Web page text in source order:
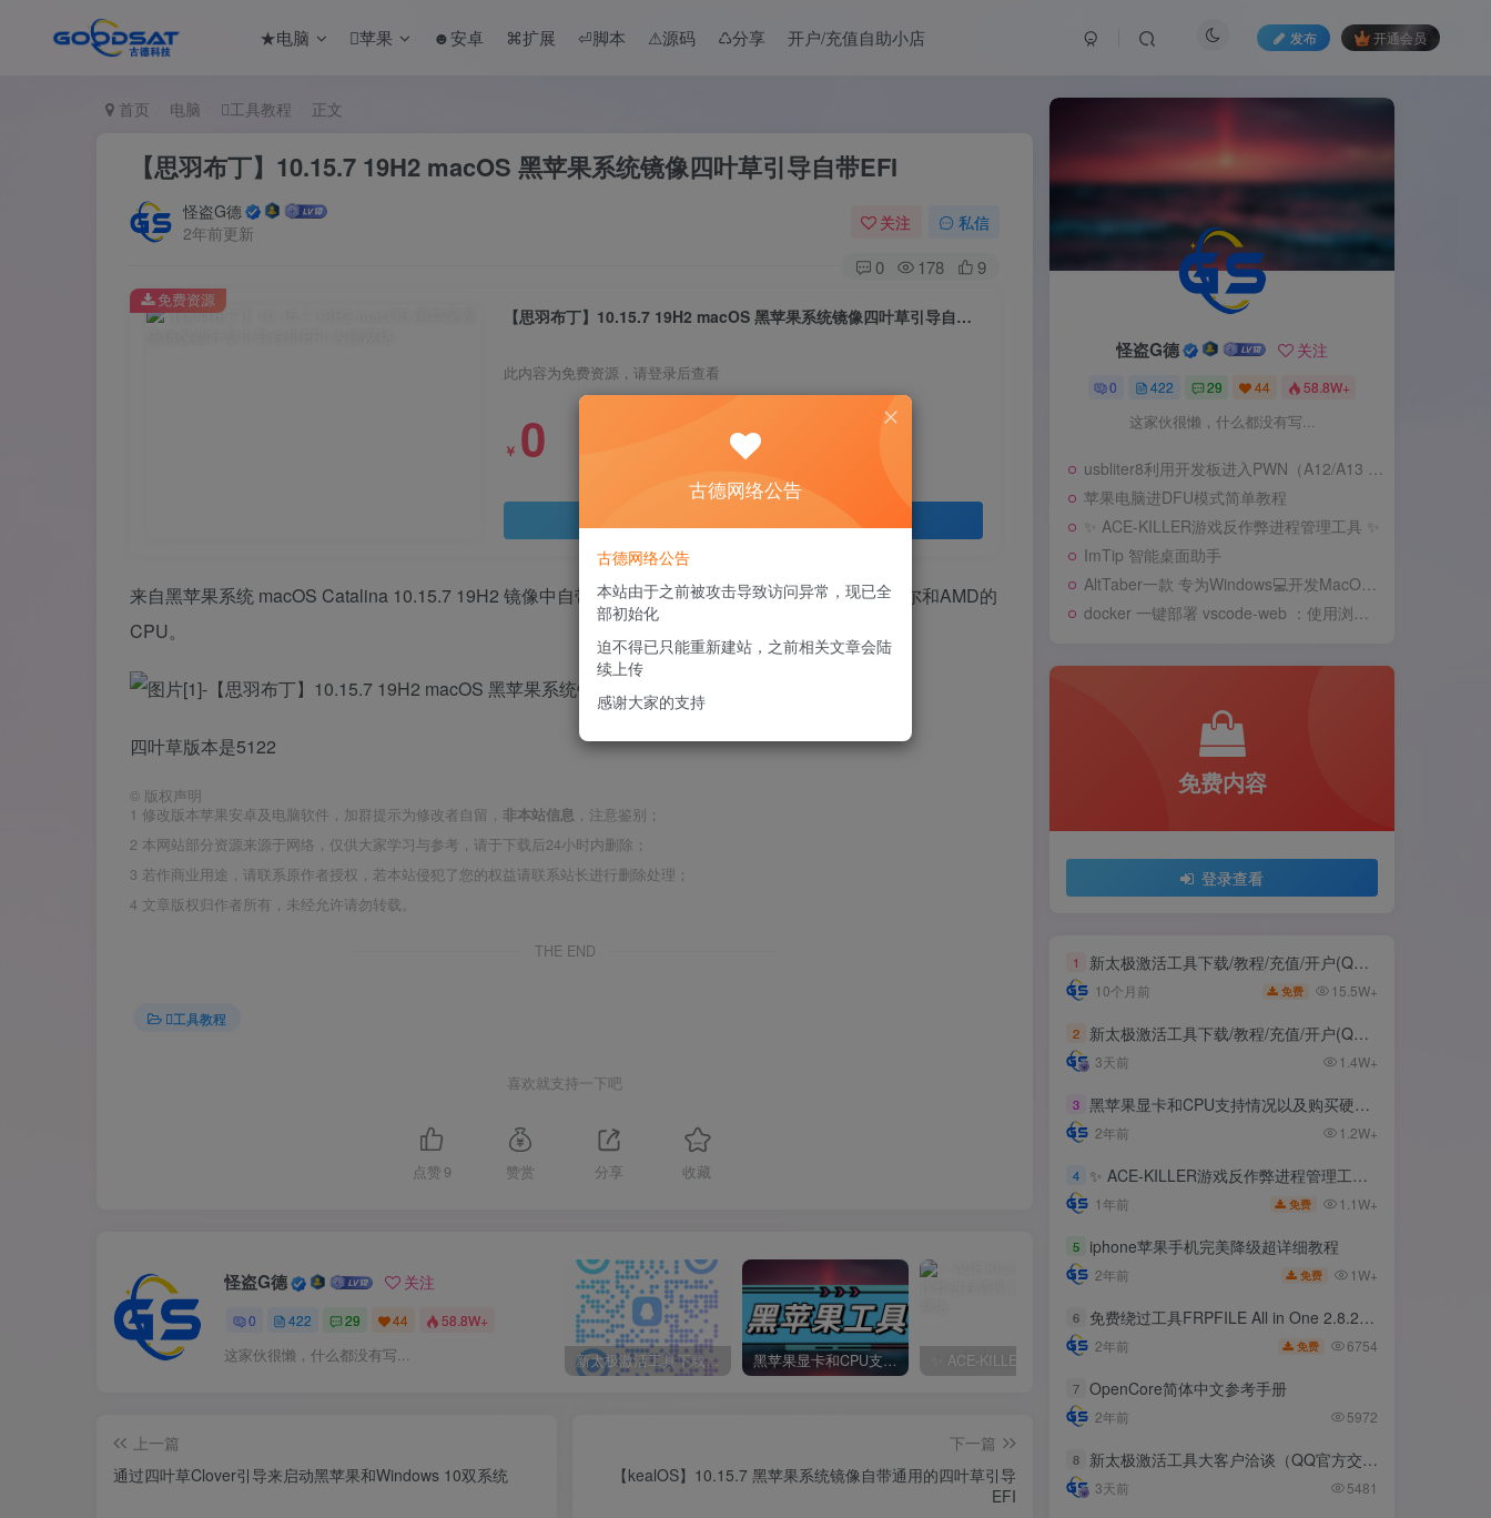
★电脑 苹果 ☻安卓 ⌘扩展 ⏎脚本 ⚠︎源码 ♺分享 开户/充值自助小店 发布 开通会员
首页 电脑 工具教程 正文
【思羽布丁】10.15.7 19H2 macOS 黑苹果系统镜像四叶草引导自带EFI
怪盗G德
2年前更新
关注 私信
0 178 9
【思羽布丁】10.15.7 19H2 macOS 黑苹果系统镜像四叶草引导自带EFI
此内容为免费资源，请登录后查看
￥ 0
免费资源
来自黑苹果系统 macOS Catalina 10.15.7 19H2 镜像中自带的四叶草的EFI通用引导文件，支持英特尔和AMD的
CPU。
四叶草版本是5122
© 版权声明
1 修改版本苹果安卓及电脑软件，加群提示为修改者自留， 非本站信息 ，注意鉴别；
2 本网站部分资源来源于网络，仅供大家学习与参考，请于下载后24小时内删除；
3 若作商业用途，请联系原作者授权，若本站侵犯了您的权益请联系站长进行删除处理；
4 文章版权归作者所有，未经允许请勿转载。
THE END
工具教程
喜欢就支持一下吧
点赞 9 赞赏 分享 收藏
怪盗G德 关注
0 422 29 44 58.8W+
这家伙很懒，什么都没有写... 新太极激活工具下载/教程/充值/开户(QQ交流群号749113977) 黑苹果显卡和CPU支持情况以及购买硬件防踩坑指南
上一篇
通过四叶草Clover引导来启动黑苹果和Windows 10双系统
下一篇
【kealOS】10.15.7 黑苹果系统镜像自带通用的四叶草引导
EFI
怪盗G德 关注
0 422 29 44 58.8W+
这家伙很懒，什么都没有写...
usbliter8利用开发板进入PWN（A12/A13 SecureROM 漏洞利用）
苹果电脑进DFU模式简单教程
✨ ACE-KILLER游戏反作弊进程管理工具 ✨
ImTip 智能桌面助手
AltTaber一款 专为Windows💻️开发MacOS 风格的窗口/应用切换器
docker 一键部署 vscode-web ：使用浏览器远程开发
免费内容
登录查看
1 新太极激活工具下载/教程/充值/开户(QQ交流群号749113977)
10个月前 免费 15.5W+
2 新太极激活工具下载/教程/充值/开户(QQ交流群号:523943346)
3天前 1.4W+
3 黑苹果显卡和CPU支持情况以及购买硬件防踩坑指南
2年前 1.2W+
4 ✨ ACE-KILLER游戏反作弊进程管理工具 ✨
1年前 免费 1.1W+
5 iphone苹果手机完美降级超详细教程
2年前 免费 1W+
6 免费绕过工具FRPFILE All in One 2.8.2，支持iOS 12.5.3~14.8
2年前 免费 6754
7 OpenCore简体中文参考手册
2年前 5972
8 新太极激活工具大客户洽谈（QQ官方交流群：523943346）
3天前 5481
古德网络公告
古德网络公告
本站由于之前被攻击导致访问异常，现已全
部初始化
迫不得已只能重新建站，之前相关文章会陆
续上传
感谢大家的支持